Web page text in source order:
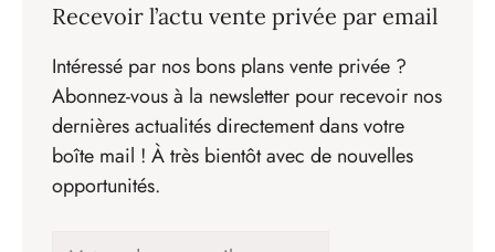
Recevoir l’actu vente privée par email
Intéressé par nos bons plans vente privée ?
Abonnez-vous à la newsletter pour recevoir nos
dernières actualités directement dans votre
boîte mail ! À très bientôt avec de nouvelles
opportunités.